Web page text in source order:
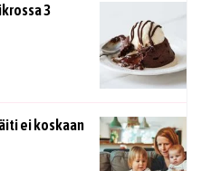
3
ei koskaan